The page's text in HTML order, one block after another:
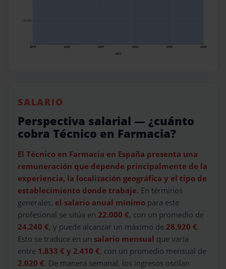
SALARIO
Perspectiva salarial — ¿cuánto
cobra Técnico en Farmacia?
El Técnico en Farmacia en España presenta una
remuneración que depende principalmente de la
experiencia, la localización geográfica y el tipo de
establecimiento donde trabaje. En términos
generales, el salario anual mínimo para este
profesional se sitúa en 22.000 €, con un promedio de
24.240 €, y puede alcanzar un máximo de 28.920 €.
Esto se traduce en un salario mensual que varía
entre 1.833 € y 2.410 €, con un promedio mensual de
2.020 €. De manera semanal, los ingresos oscilan